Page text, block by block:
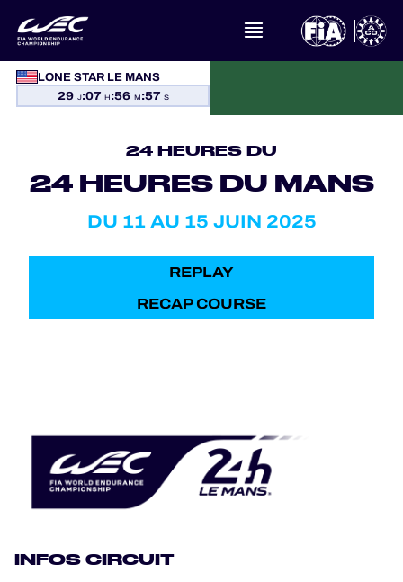
LONE STAR LE MANS
29 J:07 H:56 M:57 S
À PROPOS DU FIA WEC
ACTUALITÉS
JEU OFFICIEL
HOSPITALITÉS
24 HEURES DU
24 HEURES DU MANS
DU 11 AU 15 JUIN 2025
REPLAY
RECAP COURSE
INFOS CIRCUIT